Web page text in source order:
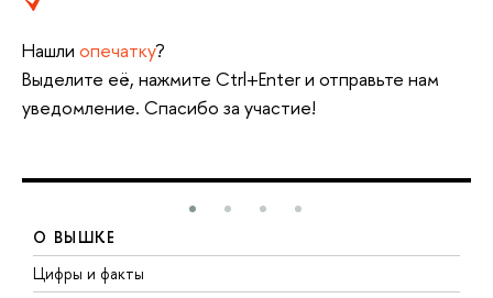
Нашли опечатку?
Выделите её, нажмите Ctrl+Enter и отправьте нам
уведомление. Спасибо за участие!
О ВЫШКЕ
Цифры и факты